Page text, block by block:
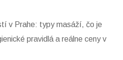
v Prahe: typy masáží, čo je
pravidlá a reálne ceny v